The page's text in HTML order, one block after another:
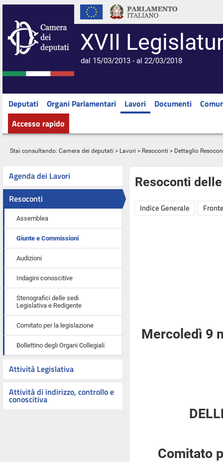
XVII
dal 15/03/2013 - al 22/03/2018
Deputati Organi Parlamentari Lavori Documenti
Accesso rapido
Stai consultando: Camera dei deputati > Lavori > Resoconti > Dettaglio
Agenda dei Lavori
Resoconti
Assemblea
Giunte e Commissioni
Audizioni
Indagini conoscitive
Stenografici delle sedi
Legislativa e Redigente
Comitato per la legislazione
Bollettino degli Organi Collegiali
Attività Legislativa
Attività di indirizzo, controllo e
conoscitiva
Resoconti
Indice Generale
Mercoledì 9
Comitato